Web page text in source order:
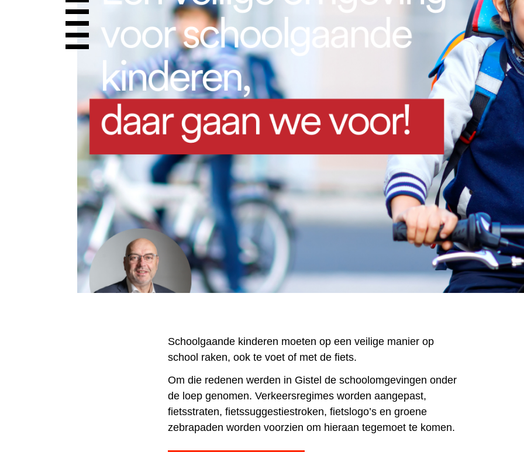
Schoolgaande kinderen moeten op een veilige manier op
school raken, ook te voet of met de fiets.
Om die redenen werden in Gistel de schoolomgevingen onder
de loep genomen. Verkeersregimes worden aangepast,
fietsstraten, fietssuggestiestroken, fietslogo’s en groene
zebrapaden worden voorzien om hieraan tegemoet te komen.